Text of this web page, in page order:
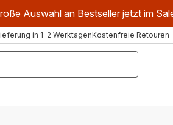
Auswahl an Bestseller jetzt im
in 1-2 WerktagenKostenfreie Retouren